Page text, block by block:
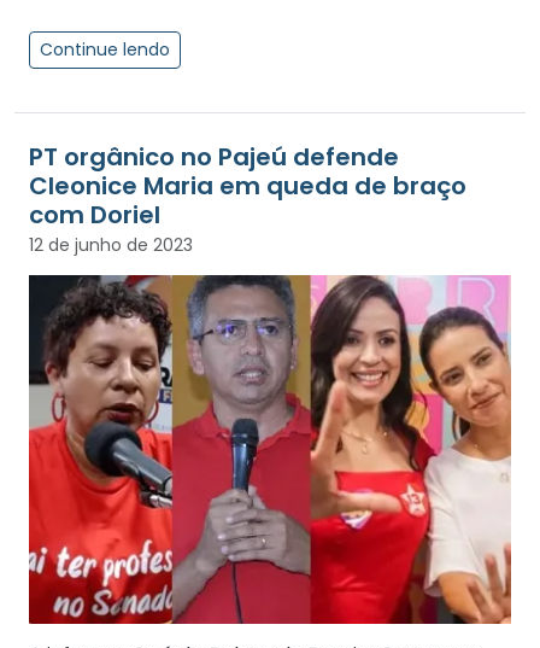
Continue lendo
PT orgânico no Pajeú defende
Cleonice Maria em queda de braço
com Doriel
12 de junho de 2023